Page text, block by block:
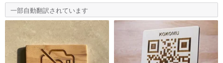
一部自動翻訳されています